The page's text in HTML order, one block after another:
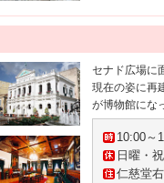
セナド広場に
現在の姿に再
が博物館にな
10:00～
日曜・
仁慈堂